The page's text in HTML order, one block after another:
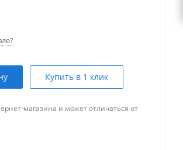
Купить в 1 клик
магазина и может отличаться от